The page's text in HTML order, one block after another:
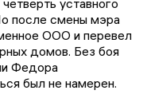
после смены мэра
ООО и перевел
домов. Без боя
Федора
был не намерен.